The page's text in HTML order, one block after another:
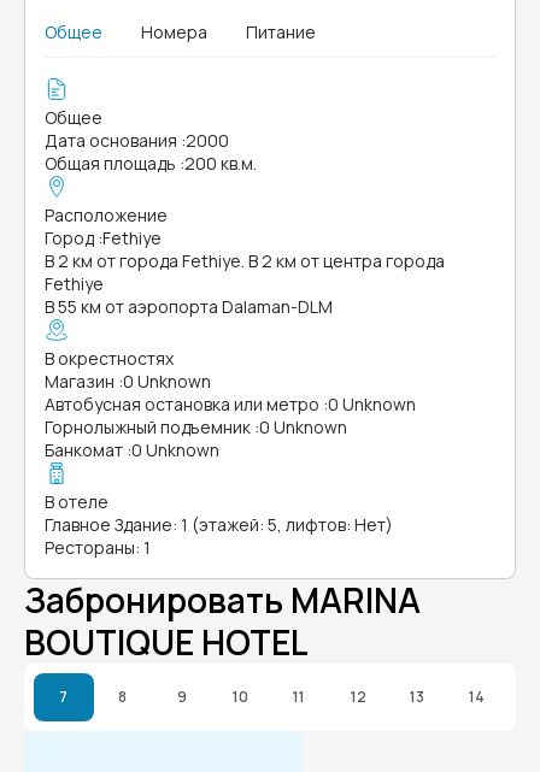
Общее Номера Питание
Общее
Дата основания :2000
Общая площадь :200 кв.м.
Расположение
Город :Fethiye
В 2 км от города Fethiye. В 2 км от центра города
Fethiye
В 55 км от аэропорта Dalaman-DLM
В окрестностях
Магазин :0 Unknown
Автобусная остановка или метро :0 Unknown
Горнолыжный подъемник :0 Unknown
Банкомат :0 Unknown
В отеле
Главное Здание: 1 (этажей: 5, лифтов: Нет)
Рестораны: 1
Забронировать MARINA
BOUTIQUE HOTEL
7 8 9 10 11 12 13 14